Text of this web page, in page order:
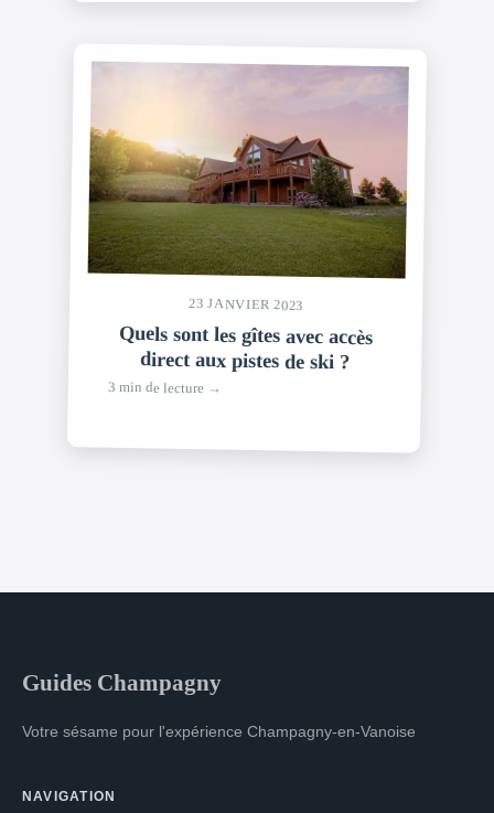
23 JANVIER 2023
Quels sont les gîtes avec accès
direct aux pistes de ski ?
3 min de lecture →
Guides Champagny
Votre sésame pour l'expérience Champagny-en-Vanoise
NAVIGATION